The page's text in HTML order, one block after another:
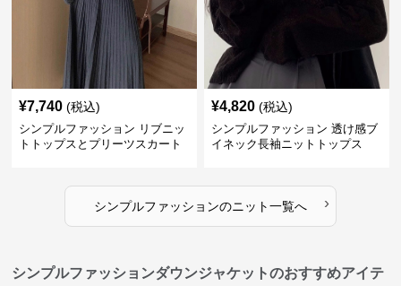
¥7,740 (税込)
シンプルファッション リブニッ
トトップスとプリーツスカート
¥4,820 (税込)
シンプルファッション 透け感ブ
イネック長袖ニットトップス
シンプルファッションのニット一覧へ ›
シンプルファッションダウンジャケットのおすすめアイテ